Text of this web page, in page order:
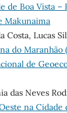
de Boa Vista –
Makunaima
Costa, Lucas
do Maranhão
de
das Neves
na Cidade